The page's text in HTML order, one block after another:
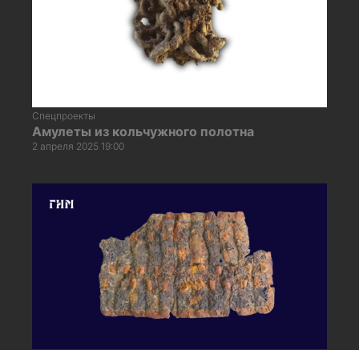
Спецпроекты
Амулеты из кольчужного полотна
2 апреля 2025 19:00